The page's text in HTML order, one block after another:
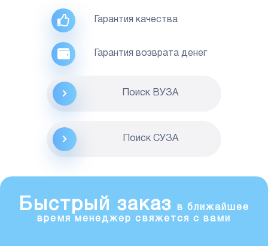
Гарантия качества
Гарантия возврата денег
Поиск ВУЗА
Поиск CУЗА
Быстрый заказ
в ближайшее
время менеджер свяжется с вами